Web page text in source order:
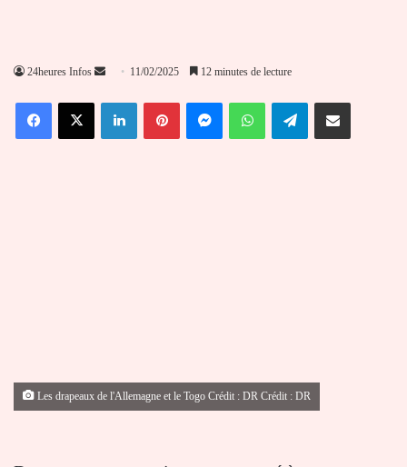
24heures Infos
Envoyer
courriel
11/02/2025 12 minutes de lecture
FacebookX LinkedinPinterestMessengerWhatsAppTelegramPartager par email
Les drapeaux de l'Allemagne et le Togo Crédit : DR Crédit : DR